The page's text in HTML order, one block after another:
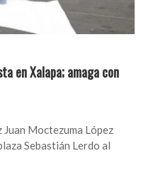
en Xalapa; amaga con
Moctezuma López
Sebastián Lerdo al